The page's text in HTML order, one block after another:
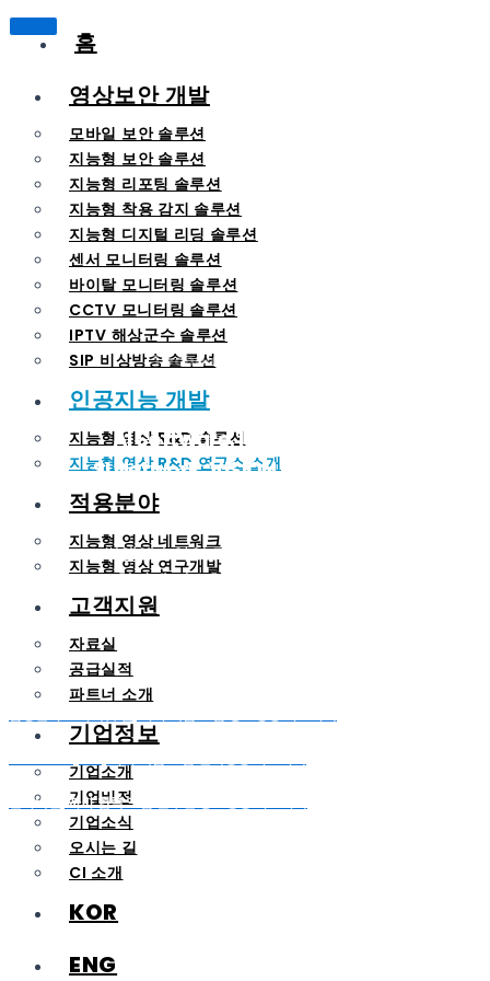
홈
영상보안 개발
모바일 보안 솔루션
지능형 보안 솔루션
지능형 리포팅 솔루션
지능형 착용 감지 솔루션
지능형 디지털 리딩 솔루션
센서 모니터링 솔루션
바이탈 모니터링 솔루션
CCTV 모니터링 솔루션
IPTV 해상군수 솔루션
SIP 비상방송 솔루션
인공지능 개발
지능형 영상 R&D 솔루션
지능형 영상 R&D 연구소 소개
적용분야
지능형 영상 네트워크
지능형 영상 연구개발
고객지원
자료실
공급실적
파트너 소개
기업정보
기업소개
기업비전
기업소식
오시는 길
CI 소개
KOR
ENG
Technical R&D Center
AI Software, IoT Hardware,
SI Network, VISION Engineering
씨앤에스아이 기업부설연구소에서는
현장에 필요한 성장을 제공합니다
한화비전, 자사 협력 포함 솔루션 홍보영상 바로가기